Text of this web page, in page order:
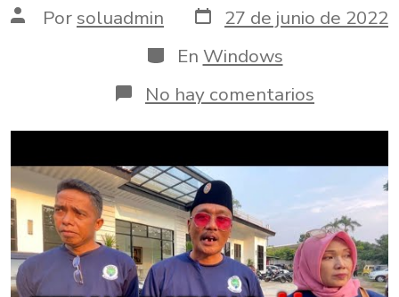
AutorPor soluadmin Fecha
de
publicación
27 de junio de 2022
Categorías
En Windows
No hay comentarios
Cara
Cek
IPhone